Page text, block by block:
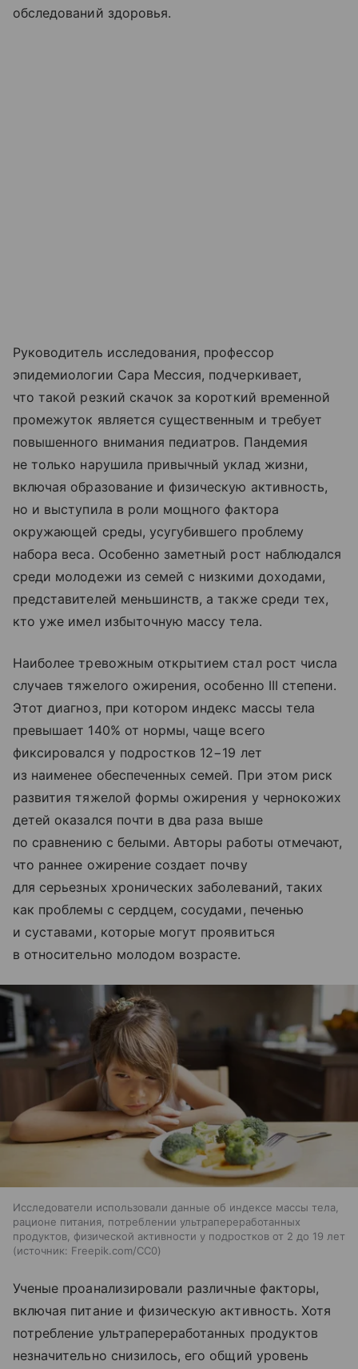
обследований здоровья.
Руководитель исследования, профессор
эпидемиологии Сара Мессия, подчеркивает,
что такой резкий скачок за короткий временной
промежуток является существенным и требует
повышенного внимания педиатров. Пандемия
не только нарушила привычный уклад жизни,
включая образование и физическую активность,
но и выступила в роли мощного фактора
окружающей среды, усугубившего проблему
набора веса. Особенно заметный рост наблюдался
среди молодежи из семей с низкими доходами,
представителей меньшинств, а также среди тех,
кто уже имел избыточную массу тела.
Наиболее тревожным открытием стал рост числа
случаев тяжелого ожирения, особенно III степени.
Этот диагноз, при котором индекс массы тела
превышает 140% от нормы, чаще всего
фиксировался у подростков 12−19 лет
из наименее обеспеченных семей. При этом риск
развития тяжелой формы ожирения у чернокожих
детей оказался почти в два раза выше
по сравнению с белыми. Авторы работы отмечают,
что раннее ожирение создает почву
для серьезных хронических заболеваний, таких
как проблемы с сердцем, сосудами, печенью
и суставами, которые могут проявиться
в относительно молодом возрасте.
Исследователи использовали данные об индексе массы тела,
рационе питания, потреблении ультрапереработанных
продуктов, физической активности у подростков от 2 до 19 лет
источник: Freepik.com/CC0
Ученые проанализировали различные факторы,
включая питание и физическую активность. Хотя
потребление ультрапереработанных продуктов
незначительно снизилось, его общий уровень